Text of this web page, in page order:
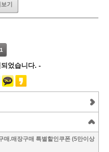
기
었습니다. -
매.매장구매 특별할인쿠폰 (5만이상